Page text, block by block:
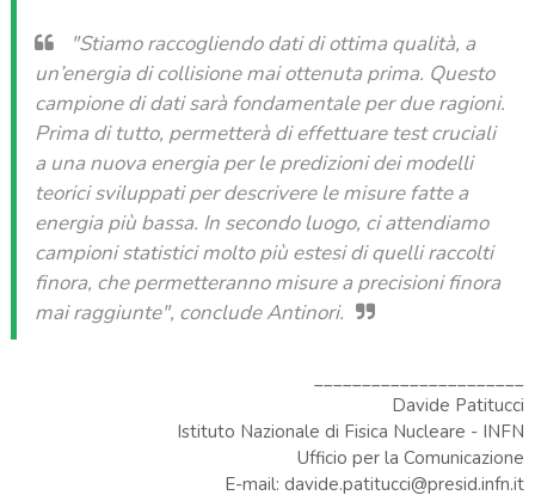
"Stiamo raccogliendo dati di ottima qualità, a
un’energia di collisione mai ottenuta prima. Questo
campione di dati sarà fondamentale per due ragioni.
Prima di tutto, permetterà di effettuare test cruciali
a una nuova energia per le predizioni dei modelli
teorici sviluppati per descrivere le misure fatte a
energia più bassa. In secondo luogo, ci attendiamo
campioni statistici molto più estesi di quelli raccolti
finora, che permetteranno misure a precisioni finora
mai raggiunte", conclude Antinori.
Davide Patitucci
Istituto Nazionale di Fisica Nucleare - INFN
Ufficio per la Comunicazione
E-mail: davide.patitucci@presid.infn.it